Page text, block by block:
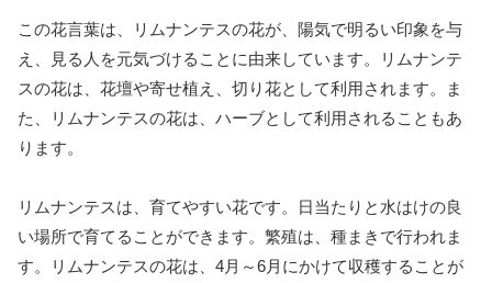
この花言葉は、リムナンテスの花が、陽気で明るい印象を与
え、見る人を元気づけることに由来しています。リムナンテ
スの花は、花壇や寄せ植え、切り花として利用されます。ま
た、リムナンテスの花は、ハーブとして利用されることもあ
ります。
リムナンテスは、育てやすい花です。日当たりと水はけの良
い場所で育てることができます。繁殖は、種まきで行われま
す。リムナンテスの花は、4月～6月にかけて収穫することが